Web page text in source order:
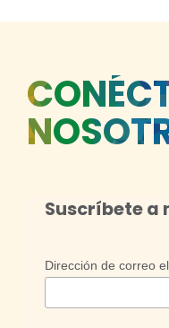
Suscríbete a
Dirección de correo